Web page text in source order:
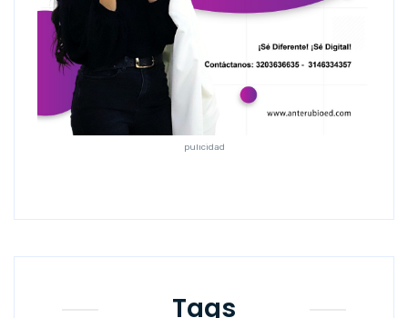
pulicidad
Tags